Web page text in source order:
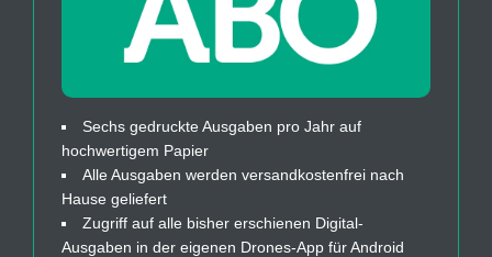
Sechs gedruckte Ausgaben pro Jahr auf
hochwertigem Papier
Alle Ausgaben werden versandkostenfrei nach
Hause geliefert
Zugriff auf alle bisher erschienen Digital-
Ausgaben in der eigenen Drones-App für Android